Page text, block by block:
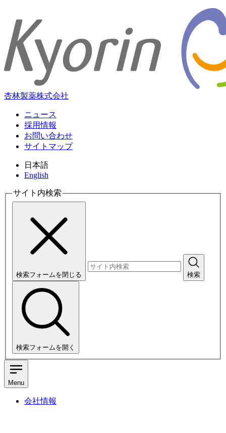
杏林製薬株式会社
ニュース
採用情報
お問い合わせ
サイトマップ
日本語
English
サイト内検索
検索フォームを閉じる 検索
検索フォームを開く
Menu
会社情報